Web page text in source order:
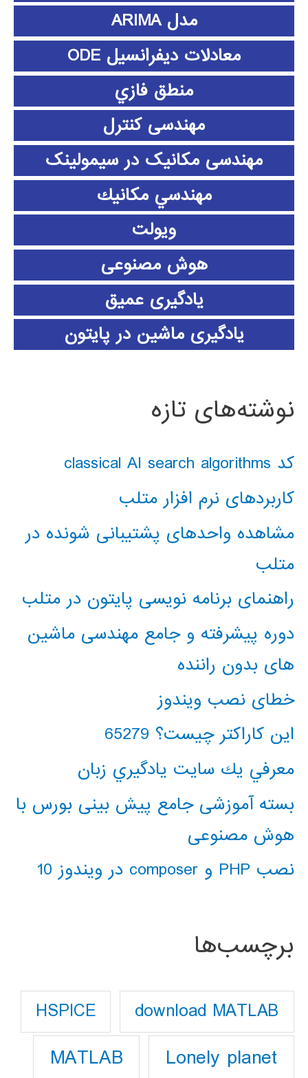
مدل ARIMA
معادلات دیفرانسیل ODE
منطق فازي
مهندسی کنترل
مهندسی مکانیک در سیمولینک
مهندسي مكانيك
ویولت
هوش مصنوعی
یادگیری عمیق
یادگیری ماشین در پایتون
نوشته‌های تازه
کد classical AI search algorithms
کاربردهای نرم افزار متلب
مشاهده واحدهای پشتیبانی شونده در
متلب
راهنمای برنامه نویسی پایتون در متلب
دوره پیشرفته و جامع مهندسی ماشین
های بدون راننده
خطای نصب ویندوز
این کاراکتر چیست؟ 65279
معرفي يك سايت يادگيري زبان
بسته آموزشی جامع پیش بینی بورس با
هوش مصنوعی
نصب PHP و composer در ویندوز 10
برچسب‌ها
download MATLAB
HSPICE
Lonely planet
MATLAB